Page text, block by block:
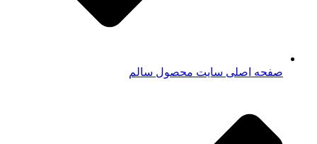
صفحه اصلی سایت محصول سالم